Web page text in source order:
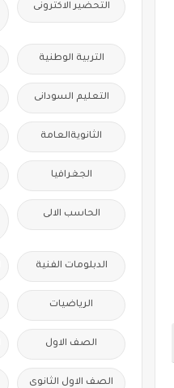
التحضير الاكترونى
التربية الوطنية
التعليم السودانى
الثانويةالعامة
الجغرافيا
الحاسب الالى
الدبلومات الفنية
الرياضيات
الصف الاول
الصف الاول الثانوى